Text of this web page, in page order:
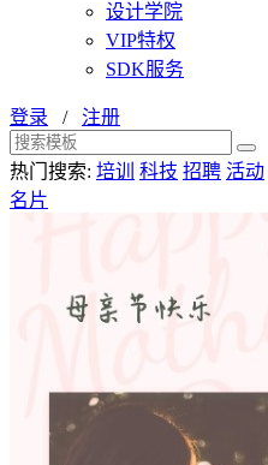
设计学院
VIP特权
SDK服务
登录 / 注册
热门搜索: 培训 科技 招聘 活动
名片